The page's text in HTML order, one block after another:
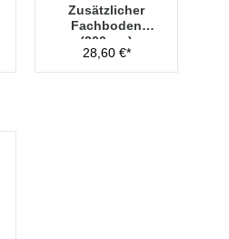
Zusätzlicher
Fachboden
(300mm)
28,60 €*